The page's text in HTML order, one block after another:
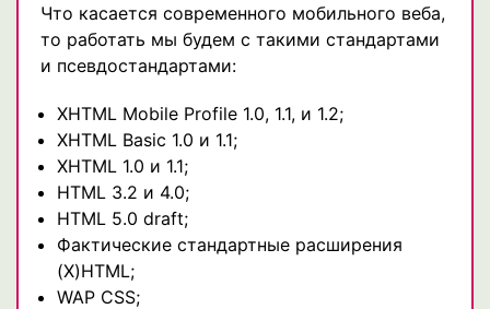
Что касается современного мобильного веба,
то работать мы будем с такими стандартами
и псевдостандартами:
XHTML Mobile Profile 1.0, 1.1, и 1.2;
XHTML Basic 1.0 и 1.1;
XHTML 1.0 и 1.1;
HTML 3.2 и 4.0;
HTML 5.0 draft;
Фактические стандартные расширения
(X)HTML;
WAP CSS;